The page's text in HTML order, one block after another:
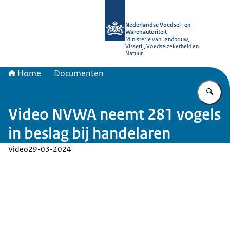
Nederlandse Voedsel- en
Warenautoriteit
Ministerie van Landbouw,
Visserij, Voedselzekerheid en
Natuur
Home Documenten
Video NVWA neemt 281 vogels
in beslag bij handelaren
Video29-03-2024